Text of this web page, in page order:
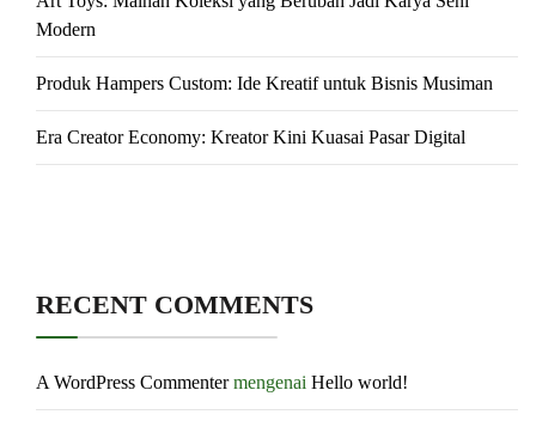
Modern
Produk Hampers Custom: Ide Kreatif untuk Bisnis Musiman
Era Creator Economy: Kreator Kini Kuasai Pasar Digital
RECENT COMMENTS
A WordPress Commentermengenai Hello world!